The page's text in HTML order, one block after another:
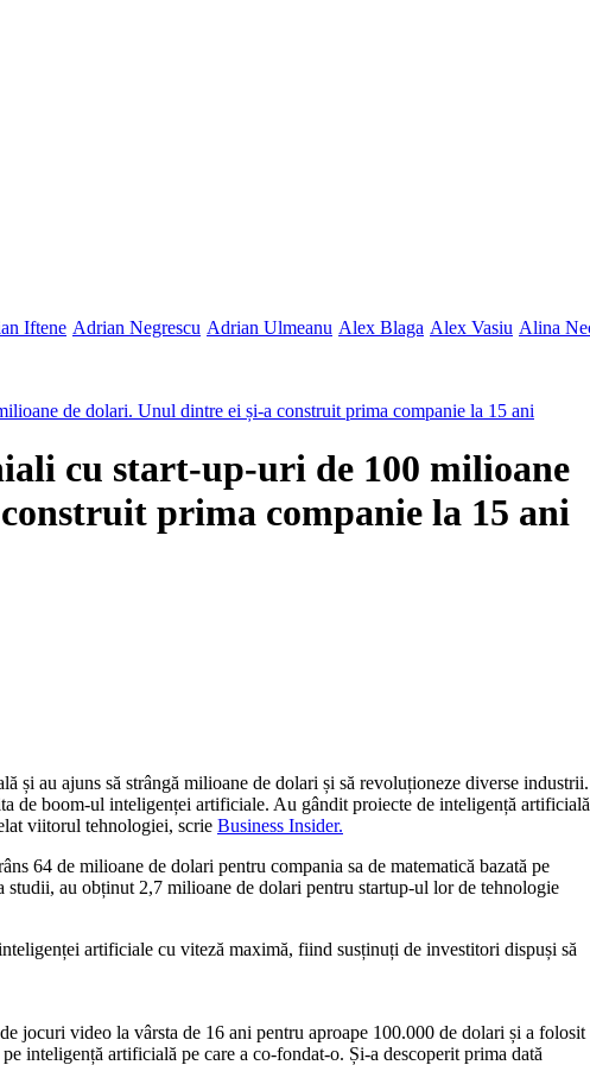
Iftene Adrian Negrescu Adrian Ulmeanu Alex Blaga Alex Vasiu Alina
de dolari. Unul dintre ei și-a construit prima companie la 15 ani
cu start-up-uri de 100 milioane
prima companie la 15 ani
și au ajuns să strângă milioane de dolari și să revoluționeze diverse industrii.
de boom-ul inteligenței artificiale. Au gândit proiecte de inteligență artificială
viitorul tehnologiei, scrie Business Insider.
64 de milioane de dolari pentru compania sa de matematică bazată pe
au obținut 2,7 milioane de dolari pentru startup-ul lor de tehnologie
artificiale cu viteză maximă, fiind susținuți de investitori dispuși să
jocuri video la vârsta de 16 ani pentru aproape 100.000 de dolari și a folosit
inteligență artificială pe care a co-fondat-o. Și-a descoperit prima dată